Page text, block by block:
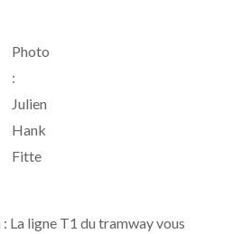
Photo
:
Julien
Hank
Fitte
La ligne T1 du tramway vous